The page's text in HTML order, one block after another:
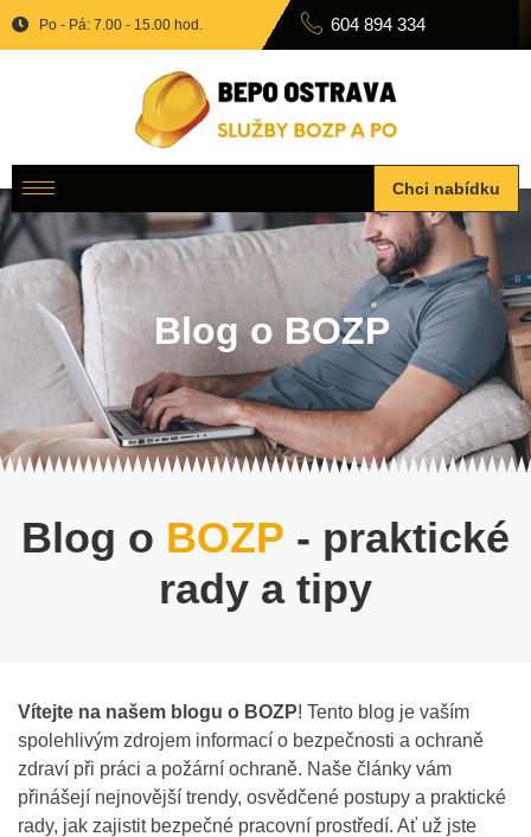
Po - Pá: 7.00 - 15.00 hod. 604 894 334
Chci nabídku
Blog o BOZP
Blog o BOZP - praktické
rady a tipy
Vítejte na našem blogu o BOZP! Tento blog je vaším
spolehlivým zdrojem informací o bezpečnosti a ochraně
zdraví při práci a požární ochraně. Naše články vám
přinášejí nejnovější trendy, osvědčené postupy a praktické
rady, jak zajistit bezpečné pracovní prostředí. Ať už jste